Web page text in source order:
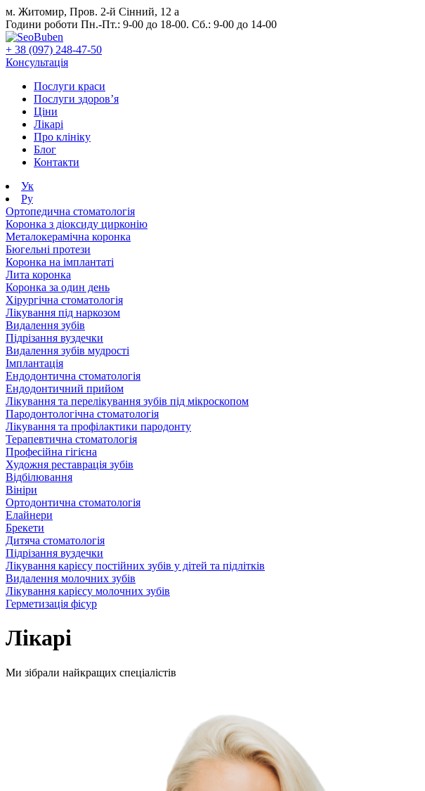
м. Житомир, Пров. 2-й Сінний, 12 а
Години роботи Пн.-Пт.: 9-00 до 18-00. Сб.: 9-00 до 14-00
+ 38 (097) 248-47-50
Консультація
Послуги краси
Послуги здоров’я
Ціни
Лікарі
Про клініку
Блог
Контакти
Ук
Ру
Ортопедична стоматологія
Коронка з діоксиду цирконію
Металокерамічна коронка
Бюгельні протези
Коронка на імплантаті
Лита коронка
Коронка за один день
Хірургічна стоматологія
Лікування під наркозом
Видалення зубів
Підрізання вуздечки
Видалення зубів мудрості
Імплантація
Ендодонтична стоматологія
Ендодонтичний прийом
Лікування та перелікування зубів під мікроскопом
Пародонтологічна стоматологія
Лікування та профілактики пародонту
Терапевтична стоматологія
Професійна гігієна
Художня реставрація зубів
Відбілювання
Вініри
Ортодонтична стоматологія
Елайнери
Брекети
Дитяча стоматологія
Підрізання вуздечки
Лікування карієсу постійних зубів у дітей та підлітків
Видалення молочних зубів
Лікування карієсу молочних зубів
Герметизація фісур
Лікарі
Ми зібрали найкращих спеціалістів